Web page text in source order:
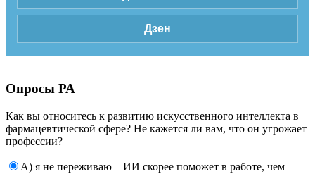
Дзен
Опросы РА
Как вы относитесь к развитию искусственного интеллекта в
фармацевтической сфере? Не кажется ли вам, что он угрожает
профессии?
А) я не переживаю – ИИ скорее поможет в работе, чем